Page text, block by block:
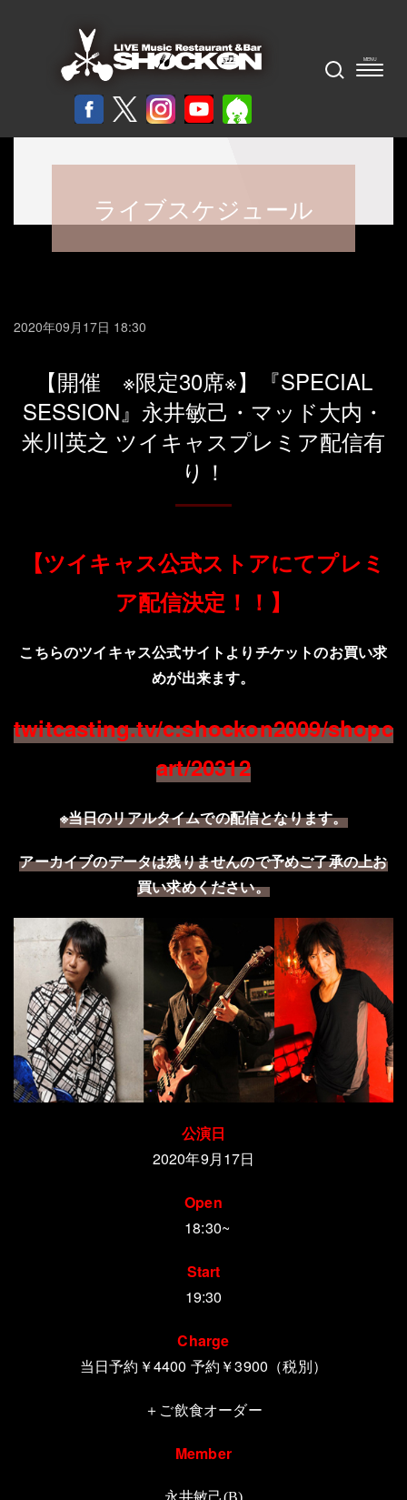
ライブスケジュール
2020年09月17日 18:30
【開催 ※限定30席※】『SPECIAL
SESSION』永井敏己・マッド大内・
米川英之 ツイキャスプレミア配信有
り！
【ツイキャス公式ストアにてプレミ
ア配信決定！！】
こちらのツイキャス公式サイトよりチケットのお買い求
めが出来ます。
twitcasting.tv/c:shockon2009/shopc
art/20312
※当日のリアルタイムでの配信となります。
アーカイブのデータは残りませんので予めご了承の上お
買い求めください。
公演日
2020年9月17日
Open
18:30~
Start
19:30
Charge
当日予約￥4400 予約￥3900（税別）
＋ご飲食オーダー
Member
永井敏己(B)